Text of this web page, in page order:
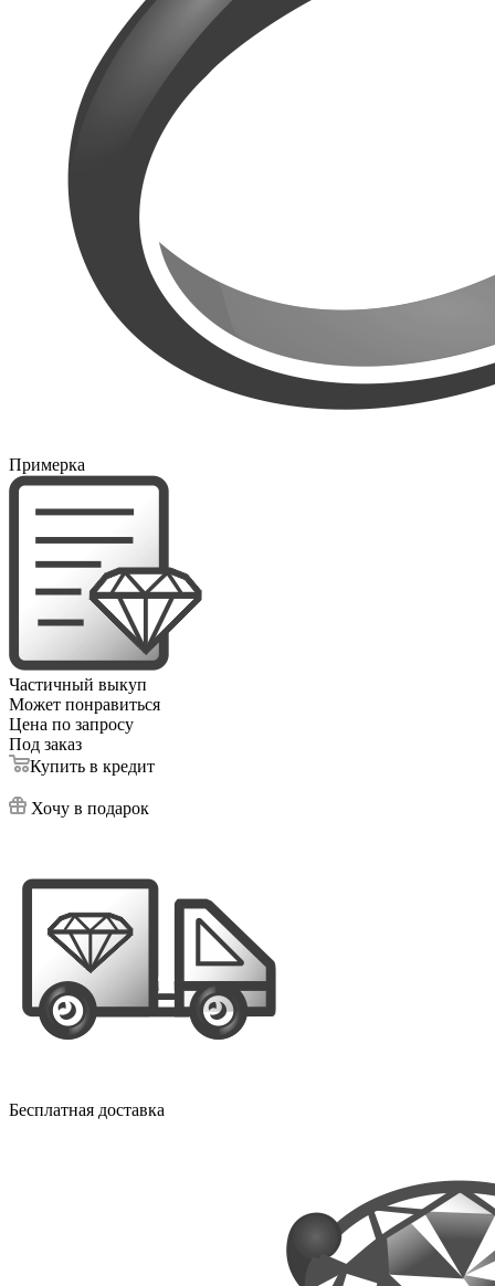
Примерка
Частичный выкуп
Может понравиться
Цена по запросу
Под заказ
Купить в кредит
Хочу в подарок
Бесплатная доставка